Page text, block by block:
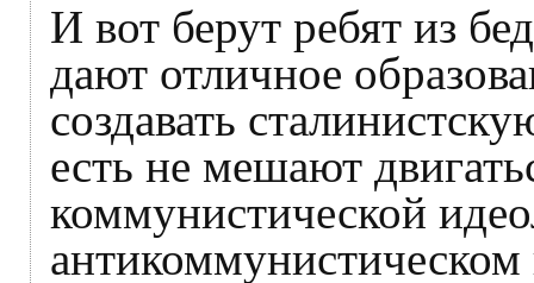
И вот берут ребят из
дают отличное
создавать
есть не мешают
коммунистической
антикоммунистическом